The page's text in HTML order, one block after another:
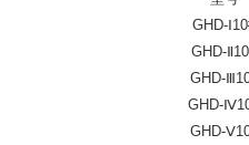
GHD-
GHD-
GHD-
GHD-
GHD-